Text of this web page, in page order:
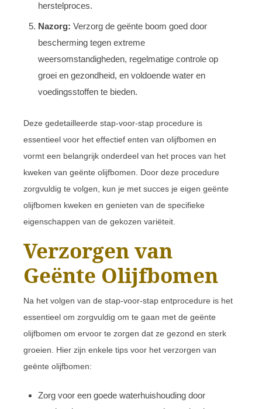
herstelproces.
Nazorg: Verzorg de geënte boom goed door
bescherming tegen extreme
weersomstandigheden, regelmatige controle op
groei en gezondheid, en voldoende water en
voedingsstoffen te bieden.
Deze gedetailleerde stap-voor-stap procedure is
essentieel voor het effectief enten van olijfbomen en
vormt een belangrijk onderdeel van het proces van het
kweken van geënte olijfbomen. Door deze procedure
zorgvuldig te volgen, kun je met succes je eigen geënte
olijfbomen kweken en genieten van de specifieke
eigenschappen van de gekozen variëteit.
Verzorgen van
Geënte Olijfbomen
Na het volgen van de stap-voor-stap entprocedure is het
essentieel om zorgvuldig om te gaan met de geënte
olijfbomen om ervoor te zorgen dat ze gezond en sterk
groeien. Hier zijn enkele tips voor het verzorgen van
geënte olijfbomen:
Zorg voor een goede waterhuishouding door